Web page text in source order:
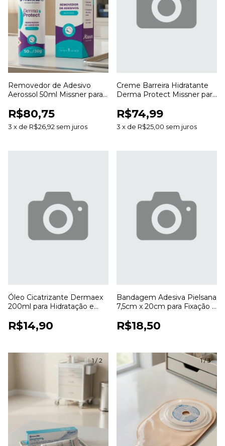
Removedor de Adesivo
Aerossol 50ml Missner para
Resíduos
R$80,75
3 x de R$26,92 sem juros
Creme Barreira Hidratante
Derma Protect Missner para
Pele
R$74,99
3 x de R$25,00 sem juros
Óleo Cicatrizante Dermaex
200ml para Hidratação e
R$14,90
Bandagem Adesiva Pielsana
7,5cm x 20cm para Fixação e
R$18,50
1/2 1/3